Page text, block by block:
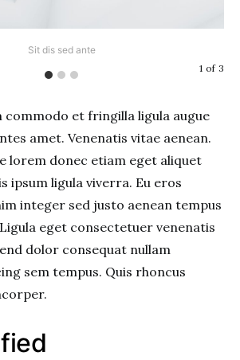
Sit dis sed ante
1 of 3
commodo et fringilla ligula augue
amet. Venenatis vitae aenean.
lorem donec etiam eget aliquet
ipsum ligula viverra. Eu eros
integer sed justo aenean tempus
eget consectetuer venenatis
dolor consequat nullam
sem tempus. Quis rhoncus